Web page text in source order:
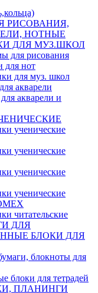
РИСОВАНИЯ,
НОТНЫЕ
ДЛЯ МУЗ.ШКОЛ
для рисования
для нот
для муз. школ
акварели
акварели и
ученические
ученические
ученические
ученические
читательские
ДЛЯ
БЛОКИ ДЛЯ
блокноты для
блоки для тетрадей
ПЛАНИНГИ